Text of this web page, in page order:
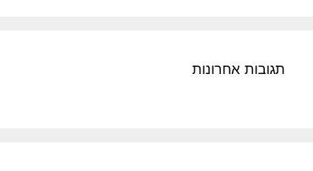
תגובות אחרונות